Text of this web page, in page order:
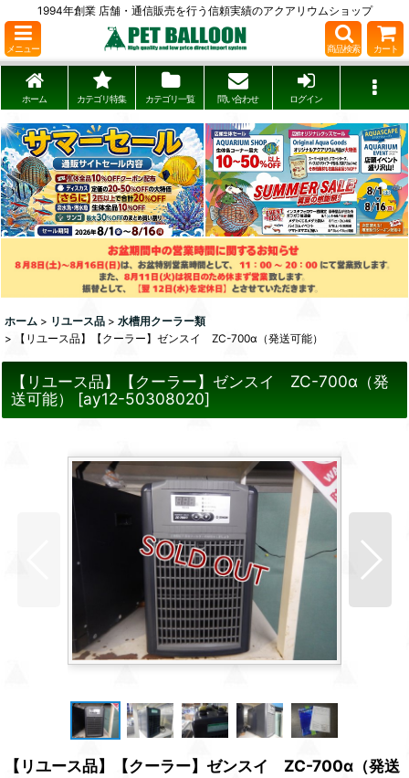
1994年創業 店舗・通信販売を行う信頼実績のアクアリウムショップ
メニュー 商品検索 カート
ホーム カテゴリ特集 カテゴリ一覧 問い合わせ ログイン
ホーム > リユース品 > 水槽用クーラー類
>
【リユース品】【クーラー】ゼンスイ ZC-700α（発送可能）
【リユース品】【クーラー】ゼンスイ ZC-700α（発
送可能）
[ay12-50308020]
【リユース品】【クーラー】ゼンスイ ZC-700α（発送